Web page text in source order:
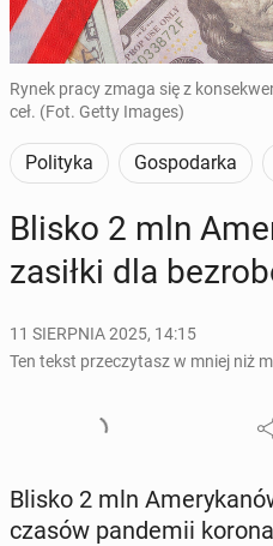
Rynek pracy zmaga się z
ceł. (Fot. Getty Images)
Polityka Gospodarka
Blisko 2 mln
zasiłki dla
11 SIERPNIA 2025, 14:15
Ten tekst przeczytasz w mniej niż
Blisko 2 mln
czasów pan­de­mii